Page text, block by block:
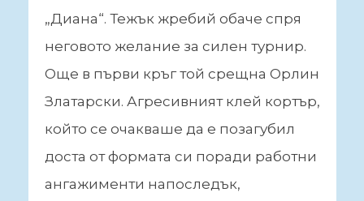
„Диана“. Тежък жребий обаче спря
неговото желание за силен турнир.
Още в първи кръг той срещна Орлин
Златарски. Агресивният клей кортър,
който се очакваше да е позагубил
доста от формата си поради работни
ангажименти напоследък,